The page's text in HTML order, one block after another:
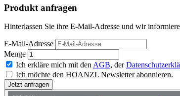
Produkt anfragen
Hinterlassen Sie ihre E-Mail-Adresse und wir
E-Mail-Adresse
Menge
Ich erkläre mich mit den AGB, der
Ich möchte den HOANZL Newsletter abonnieren.